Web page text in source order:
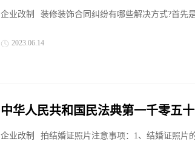
什么？
企业改制 装修装饰合同纠纷有哪些解决方式?首先
2023.06.14
中华人民共和国民法典第一千零五
么？
企业改制 拍结婚证照片注意事项：1、结婚证照片